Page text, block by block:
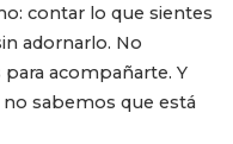
contar lo que sientes
adornarlo. No
acompañarte. Y
sabemos que está